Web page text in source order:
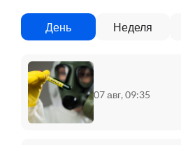
День Неделя
07 авг, 09:35